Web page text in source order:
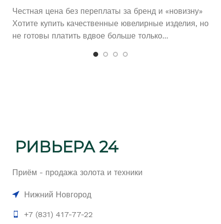
Честная цена без переплаты за бренд и «новизну»
Хотите купить качественные ювелирные изделия, но
не готовы платить вдвое больше только...
Приём - продажа золота и техники
Нижний Новгород
+7 (831) 417-77-22